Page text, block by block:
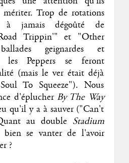
Trop de rotations
jamais dégoûté de
Trippin'" et "Other
geignardes et
les Peppers se feront
(mais le ver était déjà
To Squeeze"). Nous
d'éplucher By The Way
qu'il y a à sauver ("Can't
au double Stadium
se vanter de l'avoir
?